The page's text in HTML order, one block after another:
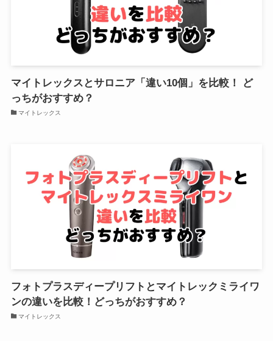
マイトレックスとサロニア「違い10個」を比較！ ど
っちがおすすめ？
マイトレックス
フォトプラスディープリフトとマイトレックミライワ
ンの違いを比較！どっちがおすすめ？
マイトレックス